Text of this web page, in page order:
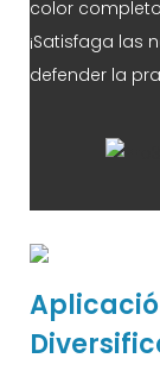
color
¡Satisfaga las
defender la